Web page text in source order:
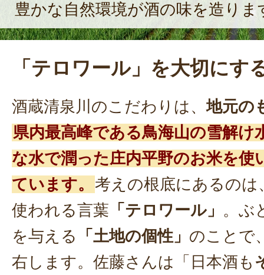
豊かな自然環境が酒の味を造りま
「テロワール」を大切にす
酒蔵清泉川のこだわりは、地元の
県内最高峰である鳥海山の雪解け
な水で潤った庄内平野のお米を使
ています。 考えの根底にあるの
使われる言葉 「テロワール」 。ぶ
を与える
「土地の個性」 のことで
右します。佐藤さんは「日本酒も